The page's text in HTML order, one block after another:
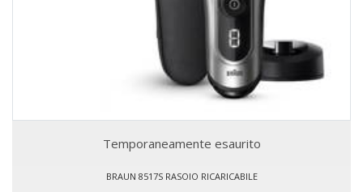
Temporaneamente esaurito
BRAUN 8517S RASOIO RICARICABILE